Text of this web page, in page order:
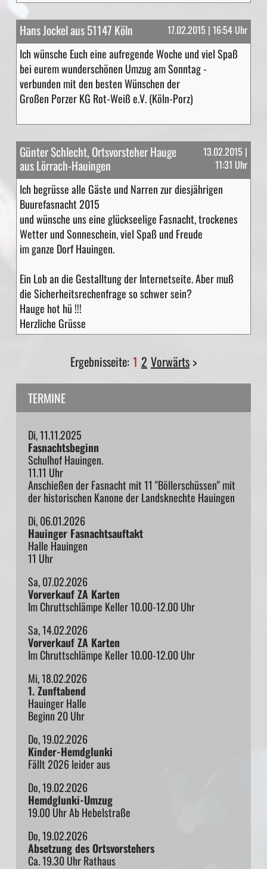
TERMINE
Di, 11.11.2025
Fasnachtsbeginn
Schulhof Hauingen.
11.11 Uhr
Anschießen der Fasnacht mit 11 "Böllerschüssen" mit
der historischen Kanone der Landsknechte Hauingen
Di, 06.01.2026
Hauinger Fasnachtsauftakt
Halle Hauingen
11 Uhr
Sa, 07.02.2026
Vorverkauf ZA Karten
Im Chruttschlämpe Keller 10.00-12.00 Uhr
Sa, 14.02.2026
Vorverkauf ZA Karten
Im Chruttschlämpe Keller 10.00-12.00 Uhr
Mi, 18.02.2026
1. Zunftabend
Hauinger Halle
Beginn 20 Uhr
Do, 19.02.2026
Kinder-Hemdglunki
Fällt 2026 leider aus
Do, 19.02.2026
Hemdglunki-Umzug
19.00 Uhr Ab Hebelstraße
Do, 19.02.2026
Absetzung des Ortsvorstehers
Ca. 19.30 Uhr Rathaus
Hans Jockel aus 51147 Köln 17.02.2015 | 16:54 Uhr
Ich wünsche Euch eine aufregende Woche und viel Spaß
bei eurem wunderschönen Umzug am Sonntag -
verbunden mit den besten Wünschen der
Großen Porzer KG Rot-Weiß e.V. (Köln-Porz)
Günter Schlecht, Ortsvorsteher Hauge
aus Lörrach-Hauingen
13.02.2015 |
11:31 Uhr
Ich begrüsse alle Gäste und Narren zur diesjährigen
Buurefasnacht 2015
und wünsche uns eine glückseelige Fasnacht, trockenes
Wetter und Sonneschein, viel Spaß und Freude
im ganze Dorf Hauingen.
Ein Lob an die Gestalltung der Internetseite. Aber muß
die Sicherheitsrechenfrage so schwer sein?
Hauge hot hü !!!
Herzliche Grüsse
Ergebnisseite: 1 2 Vorwärts >